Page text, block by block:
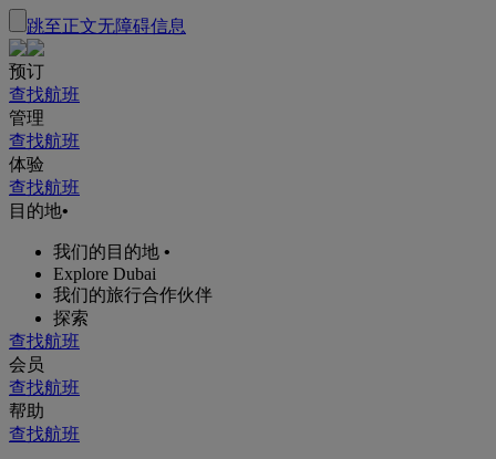
跳至正文无障碍信息
预订
查找航班
管理
查找航班
体验
查找航班
目的地•
我们的目的地 •
Explore Dubai
我们的旅行合作伙伴
探索
查找航班
会员
查找航班
帮助
查找航班